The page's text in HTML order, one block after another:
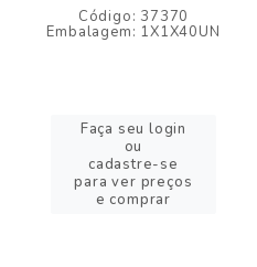
Código: 37370
Embalagem: 1X1X40UN
Faça seu login
ou
cadastre-se
para ver preços
e comprar